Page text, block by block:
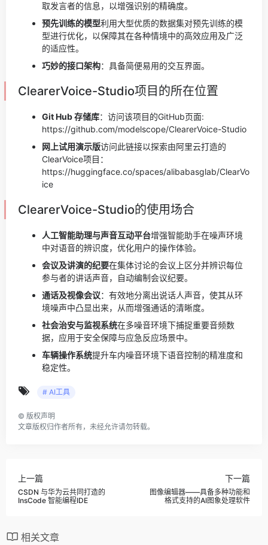
取发言者的信息，以增强识别的精确度。
预先训练的模型利用大型优质的数据集对预先训练的模
型进行优化，以保障其在各种情境中的高效应用及广泛
的适应性。
巧妙的接口架构：具备简便易用的交互界面。
ClearerVoice-Studio项目的所在位置
Git Hub 存储库：访问该项目的GitHub页面:
https://github.com/modelscope/ClearerVoice-Studio
网上试用演示版访问此链接以探索由阿里云打造的
ClearVoice项目：
https://huggingface.co/spaces/alibabasglab/ClearVo
ice
ClearerVoice-Studio的使用场合
人工智能助理与声音互动平台增强智能助手在噪声环境
中对语音的辨识度，优化用户的操作体验。
会议及讲演的纪要在集体讨论的会议上区分并辨识每位
参与者的讲话声音，自动编制会议纪要。
通话及视像会议：有效地分离出说话人声音，使其从环
境噪声中凸显出来，从而增强通话的清晰度。
社会治安与监视系统在多噪音环境下捕捉重要音频数
据，应用于安全保障与应急反应场景中。
车辆操作系统提升车内噪音环境下语音控制的精准度和
稳定性。
# AI工具
© 版权声明
文章版权归作者所有，未经允许请勿转载。
上一篇
CSDN 与华为云共同打造的
InsCode 智能编程IDE
下一篇
图像编辑器——具备多种功能和
格式支持的AI图象处理软件
相关文章